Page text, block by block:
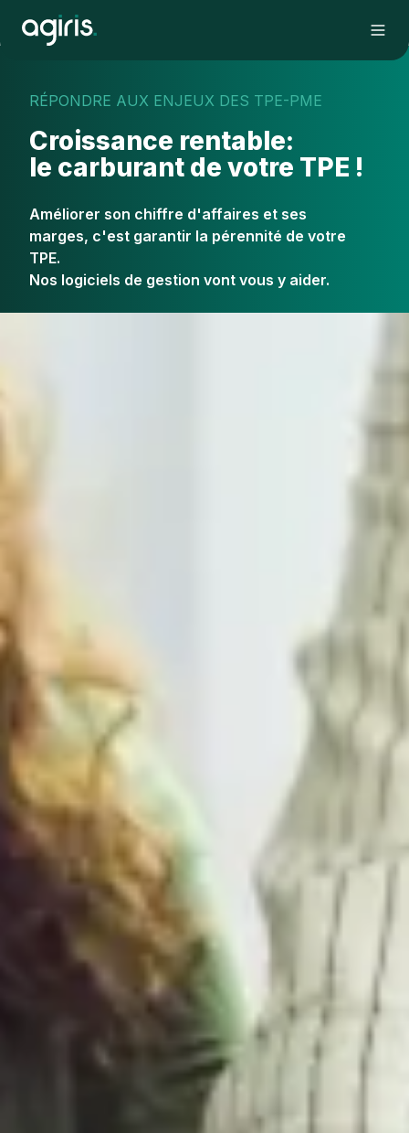
RÉPONDRE AUX ENJEUX DES TPE-PME
Croissance rentable:
le carburant de votre TPE !
Améliorer son chiffre d'affaires et ses
marges, c'est garantir la pérennité de votre
TPE.
Nos logiciels de gestion vont vous y aider.